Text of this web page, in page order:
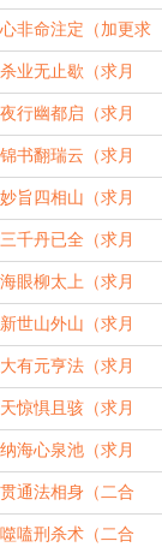
非命注定（加更求
业无止歇（求月
行幽都启（求月
书翻瑞云（求月
旨四相山（求月
千丹已全（求月
眼柳太上（求月
世山外山（求月
有元亨法（求月
惊惧且骇（求月
海心泉池（求月
通法相身（二合
嗑刑杀术（二合